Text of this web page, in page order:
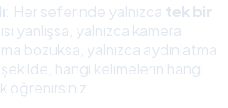
: Her seferinde yalnızca tek bir
yanlışsa, yalnızca kamera
bozuksa, yalnızca aydınlatma
hangi kelimelerin hangi
öğrenirsiniz.